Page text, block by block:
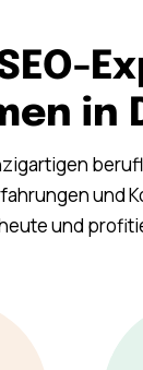
in
und
und